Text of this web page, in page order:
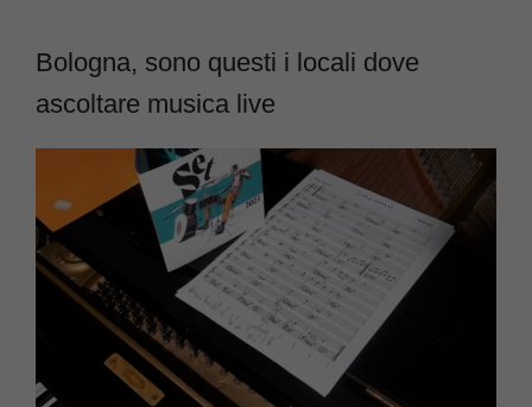
Bologna, sono questi i locali dove
ascoltare musica live